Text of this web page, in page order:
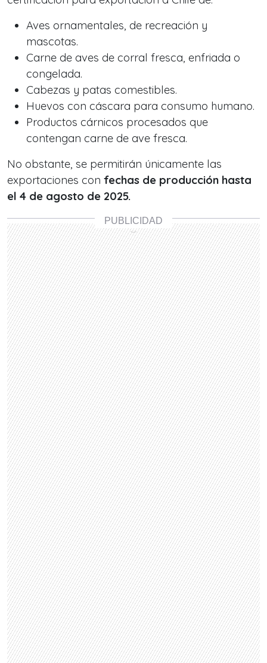
Aves ornamentales, de recreación y
mascotas.
Carne de aves de corral fresca, enfriada o
congelada.
Cabezas y patas comestibles.
Huevos con cáscara para consumo humano.
Productos cárnicos procesados que
contengan carne de ave fresca.
No obstante, se permitirán únicamente las
exportaciones con fechas de producción hasta
el 4 de agosto de 2025.